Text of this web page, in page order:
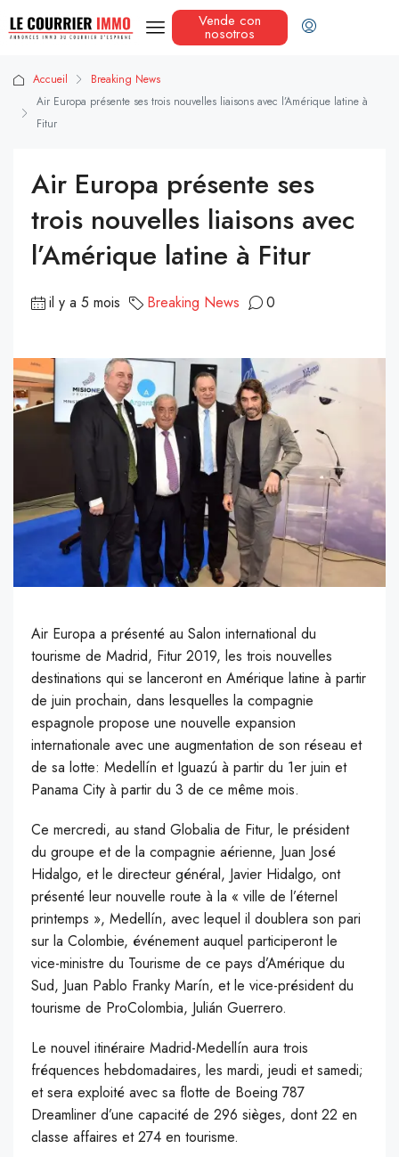
Vende con
nosotros
Accueil
Breaking News
Air Europa présente ses trois nouvelles liaisons avec l’Amérique latine à
Fitur
Air Europa présente ses
trois nouvelles liaisons avec
l’Amérique latine à Fitur
il y a 5 mois Breaking News 0
Air Europa a présenté au Salon international du
tourisme de Madrid, Fitur 2019, les trois nouvelles
destinations qui se lanceront en Amérique latine à partir
de juin prochain, dans lesquelles la compagnie
espagnole propose une nouvelle expansion
internationale avec une augmentation de son réseau et
de sa lotte: Medellín et Iguazú à partir du 1er juin et
Panama City à partir du 3 de ce même mois.
Ce mercredi, au stand Globalia de Fitur, le président
du groupe et de la compagnie aérienne, Juan José
Hidalgo, et le directeur général, Javier Hidalgo, ont
présenté leur nouvelle route à la « ville de l’éternel
printemps », Medellín, avec lequel il doublera son pari
sur la Colombie, événement auquel participeront le
vice-ministre du Tourisme de ce pays d’Amérique du
Sud, Juan Pablo Franky Marín, et le vice-président du
tourisme de ProColombia, Julián Guerrero.
Le nouvel itinéraire Madrid-Medellín aura trois
fréquences hebdomadaires, les mardi, jeudi et samedi;
et sera exploité avec sa flotte de Boeing 787
Dreamliner d’une capacité de 296 sièges, dont 22 en
classe affaires et 274 en tourisme.